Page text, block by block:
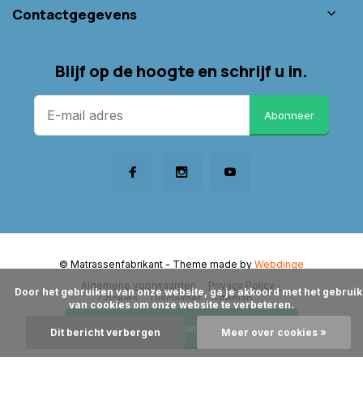
Toevoegen aan winkelwagen
Contactgegevens
Blijf op de hoogte en schrijf u in.
Abonneer
Algemene voorwaarden
Privacy Policy -
Cookies
Disclaimer Sitemap
© Matrassenfabrikant - Theme made by Webdinge
van cookies om onze website te verbeteren.
Dit bericht verbergen Meer over cookies »